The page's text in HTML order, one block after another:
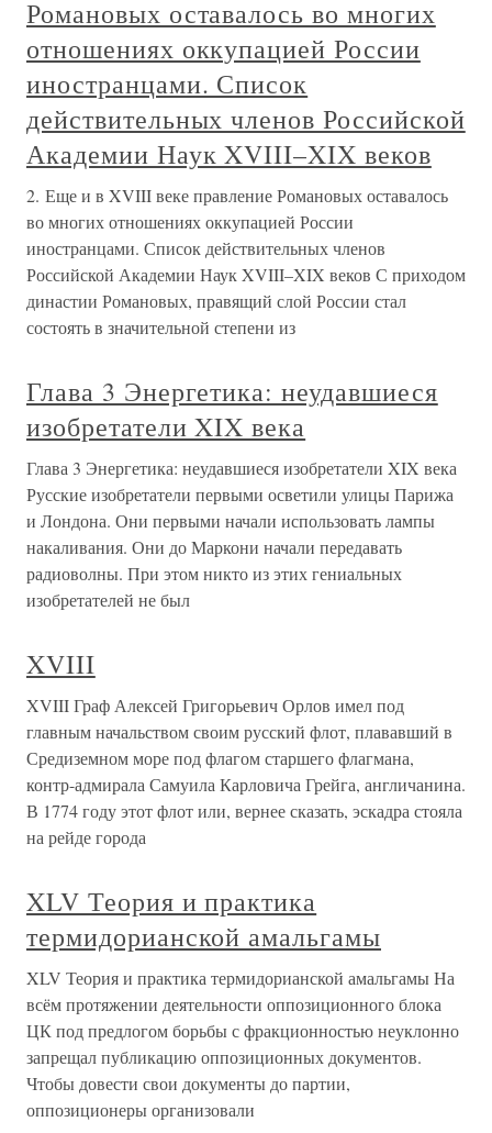
Романовых оставалось во многих
отношениях оккупацией России
иностранцами. Список
действительных членов Российской
Академии Наук XVIII–XIX веков
2. Еще и в XVIII веке правление Романовых оставалось
во многих отношениях оккупацией России
иностранцами. Список действительных членов
Российской Академии Наук XVIII–XIX веков С приходом
династии Романовых, правящий слой России стал
состоять в значительной степени из
Глава 3 Энергетика: неудавшиеся
изобретатели XIX века
Глава 3 Энергетика: неудавшиеся изобретатели XIX века
Русские изобретатели первыми осветили улицы Парижа
и Лондона. Они первыми начали использовать лампы
накаливания. Они до Маркони начали передавать
радиоволны. При этом никто из этих гениальных
изобретателей не был
XVIII
XVIII Граф Алексей Григорьевич Орлов имел под
главным начальством своим русский флот, плававший в
Средиземном море под флагом старшего флагмана,
контр-адмирала Самуила Карловича Грейга, англичанина.
В 1774 году этот флот или, вернее сказать, эскадра стояла
на рейде города
XLV Теория и практика
термидорианской амальгамы
XLV Теория и практика термидорианской амальгамы На
всём протяжении деятельности оппозиционного блока
ЦК под предлогом борьбы с фракционностью неуклонно
запрещал публикацию оппозиционных документов.
Чтобы довести свои документы до партии,
оппозиционеры организовали